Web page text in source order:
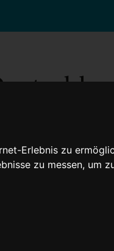
Erlebnis zu
zu messen, um